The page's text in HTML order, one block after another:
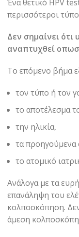
Ένα θετικό HPV
περισσότεροι
Δεν σημαίνει ότι
αναπτυχθεί
Το επόμενο βήμα
τον τύπο ή τον
το αποτέλεσμα
την ηλικία,
τα προηγούμενα
το ατομικό
Ανάλογα με τα
επανάληψη του
κολποσκόπηση.
άμεση